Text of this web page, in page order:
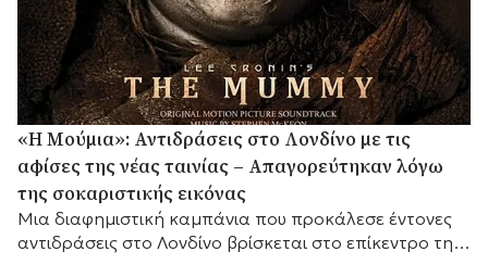
«Η Μούμια»: Αντιδράσεις στο Λονδίνο με τις
αφίσες της νέας ταινίας – Απαγορεύτηκαν λόγω
της σοκαριστικής εικόνας
Μια διαφημιστική καμπάνια που προκάλεσε έντονες
αντιδράσεις στο Λονδίνο βρίσκεται στο επίκεντρο της